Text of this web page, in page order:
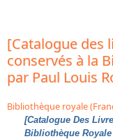
Répertoire
Répertoire des
Répertoire des
[Catalogue des
conservés à la
par Paul Louis
Bibliothèque royale
[Catalogue Des
Bibliothèque